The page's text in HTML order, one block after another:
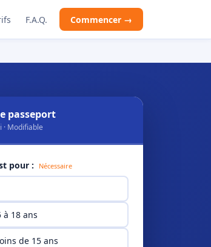
F.A.Q. Commencer →
passeport
Modifiable
pour : Nécessaire
18 ans
de 15 ans